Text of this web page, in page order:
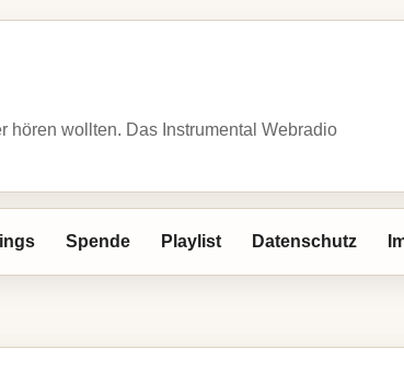
hören wollten. Das Instrumental Webradio
Spende Playlist Datenschutz